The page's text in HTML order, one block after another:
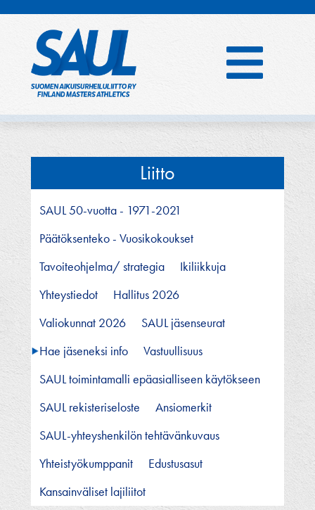
Liitto
SAUL 50-vuotta - 1971-2021
Päätöksenteko - Vuosikokoukset
Tavoiteohjelma/ strategia
Ikiliikkuja
Yhteystiedot
Hallitus 2026
Valiokunnat 2026
SAUL jäsenseurat
Hae jäseneksi info
Vastuullisuus
SAUL toimintamalli epäasialliseen käytökseen
SAUL rekisteriseloste
Ansiomerkit
SAUL-yhteyshenkilön tehtävänkuvaus
Yhteistyökumppanit
Edustusasut
Kansainväliset lajiliitot